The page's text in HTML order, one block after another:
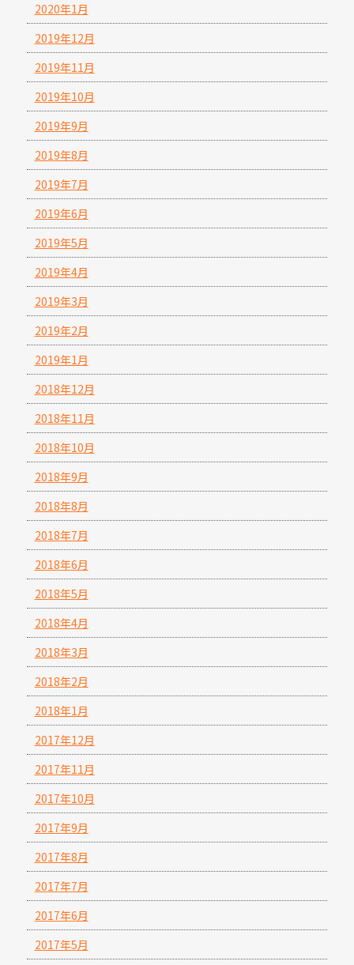
2020年1月
2019年12月
2019年11月
2019年10月
2019年9月
2019年8月
2019年7月
2019年6月
2019年5月
2019年4月
2019年3月
2019年2月
2019年1月
2018年12月
2018年11月
2018年10月
2018年9月
2018年8月
2018年7月
2018年6月
2018年5月
2018年4月
2018年3月
2018年2月
2018年1月
2017年12月
2017年11月
2017年10月
2017年9月
2017年8月
2017年7月
2017年6月
2017年5月